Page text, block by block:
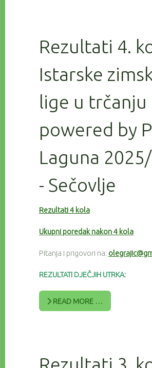
Rezultati 4.
Istarske
lige u trčanju
powered by
Laguna
- Sečovlje
Rezultati 4 kola
Ukupni poredak nakon 4 kola
Pitanja i prigovori na:
REZULTATI DJEČJIH UTRKA:
READ MORE …